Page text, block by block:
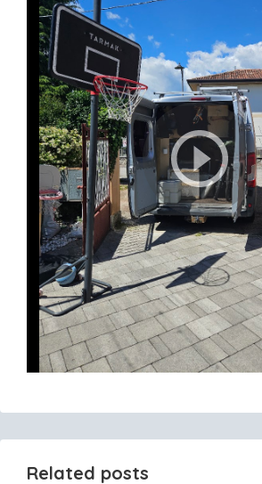
Related posts